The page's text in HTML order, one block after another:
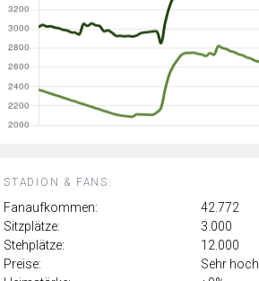
STADION & FANS:
Fanaufkommen:
42.772
Sitzplätze:
3.000
Stehplätze:
12.000
Preise:
Sehr hoch